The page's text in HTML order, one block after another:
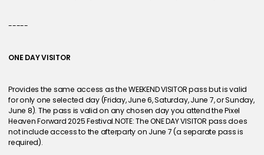
-----
ONE DAY VISITOR
Provides the same access as the WEEKEND VISITOR pass but is valid
for only one selected day (Friday, June 6, Saturday, June 7, or Sunday,
June 8). The pass is valid on any chosen day you attend the Pixel
Heaven Forward 2025 Festival.NOTE: The ONE DAY VISITOR pass does
not include access to the afterparty on June 7 (a separate pass is
required).